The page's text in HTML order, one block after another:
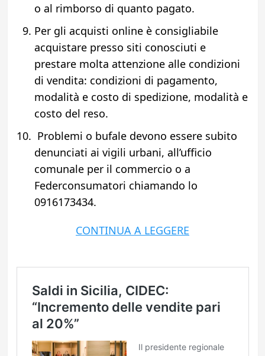
o al rimborso di quanto pagato.
Per gli acquisti online è consigliabile
acquistare presso siti conosciuti e
prestare molta attenzione alle condizioni
di vendita: condizioni di pagamento,
modalità e costo di spedizione, modalità e
costo del reso.
Problemi o bufale devono essere subito
denunciati ai vigili urbani, all’ufficio
comunale per il commercio o a
Federconsumatori chiamando lo
0916173434.
CONTINUA A LEGGERE